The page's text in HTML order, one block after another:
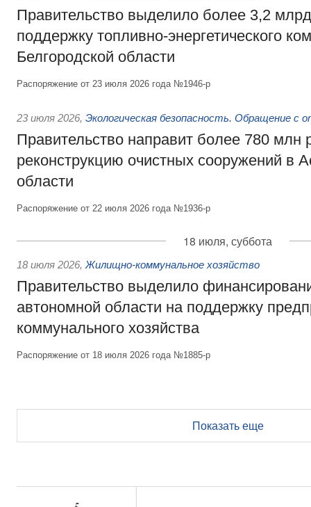
Правительство выделило более 3,2
поддержку топливно-энергетического
Белгородской области
Распоряжение от 23 июля 2026 года №1946-р
23 июля 2026, Экологическая безопасность. Обращение с
Правительство направит более 780 млн
реконструкцию очистных сооружений в
области
Распоряжение от 22 июля 2026 года №1936-р
18 июля, суббота
18 июля 2026, Жилищно-коммунальное хозяйство
Правительство выделило
автономной области на поддержку
коммунального хозяйства
Распоряжение от 18 июля 2026 года №1885-р
Показать еще